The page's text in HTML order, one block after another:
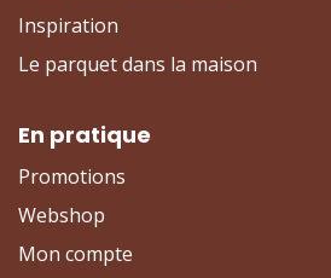
Inspiration
Le parquet dans la maison
En pratique
Promotions
Webshop
Mon compte